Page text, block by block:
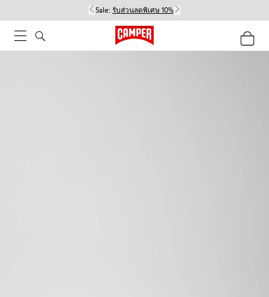
Sale: รับส่วนลดพิเศษ 10%